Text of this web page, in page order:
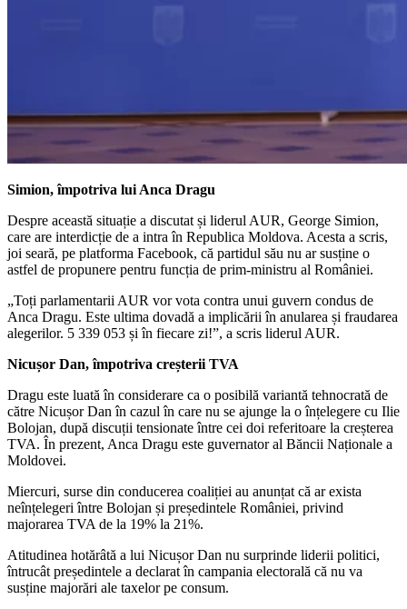
Simion, împotriva lui Anca Dragu
Despre această situație a discutat și liderul AUR, George Simion,
care are interdicție de a intra în Republica Moldova. Acesta a scris,
joi seară, pe platforma Facebook, că partidul său nu ar susține o
astfel de propunere pentru funcția de prim-ministru al României.
„Toți parlamentarii AUR vor vota contra unui guvern condus de
Anca Dragu. Este ultima dovadă a implicării în anularea și fraudarea
alegerilor. 5 339 053 și în fiecare zi!”, a scris liderul AUR.
Nicușor Dan, împotriva creșterii TVA
Dragu este luată în considerare ca o posibilă variantă tehnocrată de
către Nicușor Dan în cazul în care nu se ajunge la o înțelegere cu Ilie
Bolojan, după discuții tensionate între cei doi referitoare la creșterea
TVA. În prezent, Anca Dragu este guvernator al Băncii Naționale a
Moldovei.
Miercuri, surse din conducerea coaliției au anunțat că ar exista
neînțelegeri între Bolojan și președintele României, privind
majorarea TVA de la 19% la 21%.
Atitudinea hotărâtă a lui Nicușor Dan nu surprinde liderii politici,
întrucât președintele a declarat în campania electorală că nu va
susține majorări ale taxelor pe consum.